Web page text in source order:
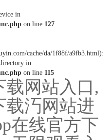
in
on line 127
cache/da/1f88f/a9fb3.html):
in
on line 115
载网站入口,
载汅网站进
在线官方下